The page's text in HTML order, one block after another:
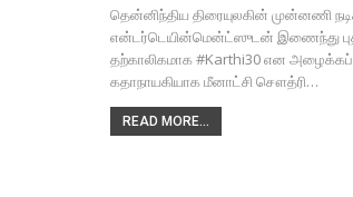
தென்னிந்திய திரையுலகின் முன்னணி
என்டர்டெயின்மென்ட்ஸுடன் இணைந்து
தற்காலிகமாக #Karthi30 என
கதாநாயகியாக மீனாட்சி சௌத்ரி…
READ MORE...